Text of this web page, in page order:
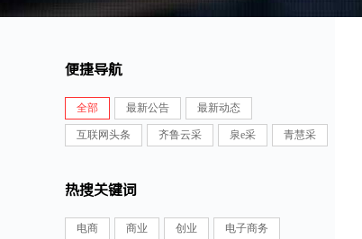
便捷导航
全部 最新公告 最新动态
互联网头条 齐鲁云采 泉e采 青慧采
热搜关键词
电商 商业 创业 电子商务